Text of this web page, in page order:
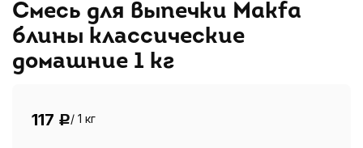
Смесь для выпечки Makfa
блины классические
домашние 1 кг
117 Р/ 1 кг